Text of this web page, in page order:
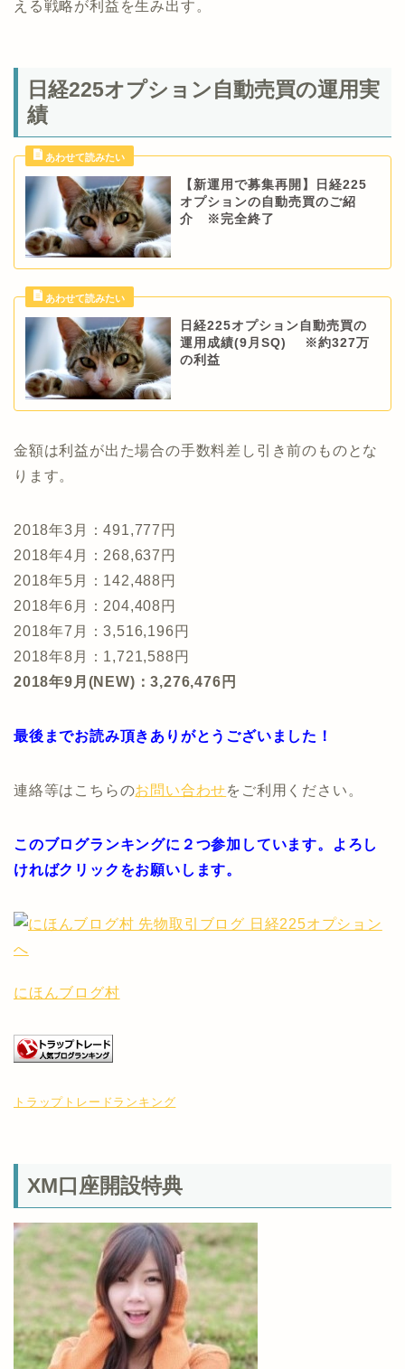
える戦略が利益を生み出す。
日経225オプション自動売買の運用実
績
【新運用で募集再開】日経225
オプションの自動売買のご紹
介 ※完全終了
日経225オプション自動売買の
運用成績(9月SQ) ※約327万
の利益
金額は利益が出た場合の手数料差し引き前のものとな
ります。
2018年3月：491,777円
2018年4月：268,637円
2018年5月：142,488円
2018年6月：204,408円
2018年7月：3,516,196円
2018年8月：1,721,588円
2018年9月(NEW)：3,276,476円
最後までお読み頂きありがとうございました！
連絡等はこちらのお問い合わせをご利用ください。
このブログランキングに２つ参加しています。よろし
ければクリックをお願いします。
にほんブログ村
トラップトレードランキング
XM口座開設特典